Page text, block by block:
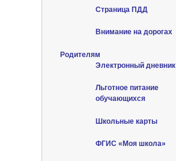
Страница ПДД
Внимание на дорогах
Родителям
Электронный дневник
Льготное питание
обучающихся
Школьные карты
ФГИС «Моя школа»